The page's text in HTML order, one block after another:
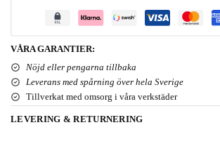
VÅRA GARANTIER:
Nöjd eller pengarna tillbaka
Leverans med spårning över hela Sverige
Tillverkat med omsorg i våra verkstäder
LEVERING & RETURNERING